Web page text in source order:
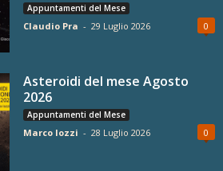
Appuntamenti del Mese
Claudio Pra - 29 Luglio 2026 0
Asteroidi del mese Agosto
2026
Appuntamenti del Mese
Marco Iozzi - 28 Luglio 2026 0